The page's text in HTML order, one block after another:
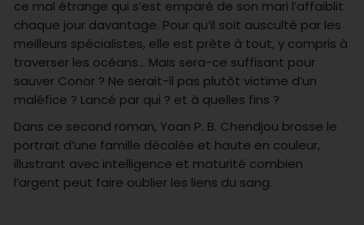
ce mal étrange qui s’est emparé de son mari l’affaiblit
chaque jour davantage. Pour qu’il soit ausculté par les
meilleurs spécialistes, elle est prête à tout, y compris à
traverser les océans… Mais sera-ce suffisant pour
sauver Conor ? Ne serait-il pas plutôt victime d’un
maléfice ? Lancé par qui ? et à quelles fins ?
Dans ce second roman, Yoan P. B. Chendjou brosse le
portrait d’une famille décalée et haute en couleur,
illustrant avec intelligence et maturité combien
l’argent peut faire oublier les liens du sang.